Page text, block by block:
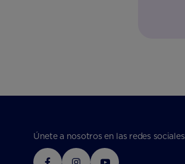
Únete a nosotros en las redes sociales